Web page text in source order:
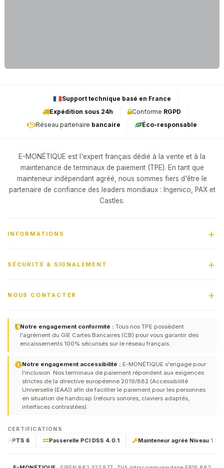
Support technique basé en France
Expédition sous 24h
Conforme RGPD
Réseau partenaire bancaire Éco-responsable
E-MONÉTIQUE est l'expert français dédié à la vente et à la
maintenance de terminaux de paiement (TPE). En tant que
mainteneur indépendant agréé, nous sommes fiers d'être le
partenaire de confiance des leaders mondiaux : Ingenico, PAX et
Castles.
INFORMATIONS
SÉCURITÉ & SIGNALEMENT
NOUS CONTACTER
Notre engagement conformité : Tous nos TPE possèdent
l'agrément du GIE Cartes Bancaires (CB) pour vous garantir des
encaissements 100% sécurisés sur le réseau français.
Notre engagement accessibilité : E-MONÉTIQUE s'engage pour
l'inclusion. Nos terminaux de paiement répondent aux exigences
strictes de la directive européenne 2019/882 (Accessibilité
Universelle (EAA)) afin de faciliter le paiement pour les personnes
en situation de handicap (retours sonores, claviers adaptés,
interfaces contrastées).
CERTIFICATIONS
PTS 6 Passerelle PCI DSS 4.0.1 Mainteneur agréé Niveau 1 & 2